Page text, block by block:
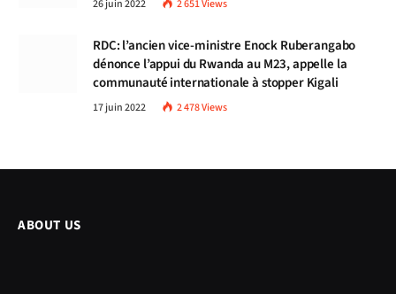
26 juin 2022 2 651Views
RDC: l’ancien vice-ministre Enock Ruberangabo
dénonce l’appui du Rwanda au M23, appelle la
communauté internationale à stopper Kigali
17 juin 2022 2 478Views
ABOUT US